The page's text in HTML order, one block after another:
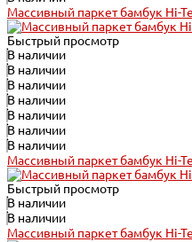
Массивный паркет бамбук Hi-
Быстрый просмотр
В наличии
В наличии
В наличии
В наличии
В наличии
В наличии
В наличии
Массивный паркет бамбук Hi-
Быстрый просмотр
В наличии
В наличии
Массивный паркет бамбук Hi-